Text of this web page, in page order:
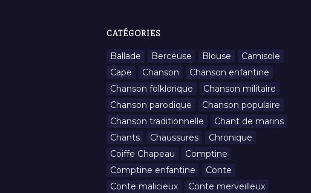
CATÉGORIES
Ballade Berceuse Blouse
Camisole
Cape
Chanson
Chanson enfantine
Chanson folklorique
Chanson militaire
Chanson parodique
Chanson populaire
Chanson traditionnelle
Chant de marins
Chants
Chaussures
Chronique
Coiffe Chapeau
Comptine
Comptine enfantine
Conte
Conte malicieux
Conte merveilleux